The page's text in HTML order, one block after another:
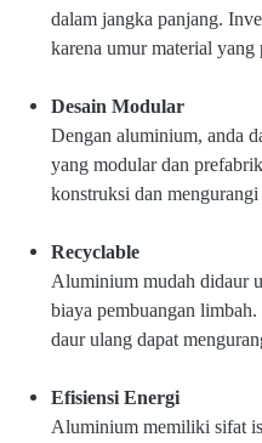
dalam jangka panjang.
karena umur material yang
Desain Modular
Dengan aluminium, anda
yang modular dan
konstruksi dan
Recyclable
Aluminium mudah didaur
biaya pembuangan
daur ulang dapat
Efisiensi Energi
Aluminium memiliki sifat